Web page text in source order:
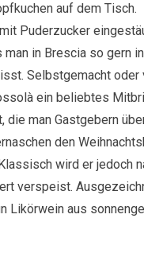
auf dem Tisch.
Puderzucker
man in Brescia so gern
Selbstgemacht oder
ein beliebtes
die man Gastgebern
den
wird er jedoch
verspeist.
Likörwein aus